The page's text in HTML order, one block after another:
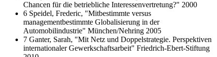
Chancen für die betriebliche Interessenvertretung?" 2000
6 Speidel, Frederic, "Mitbestimmte versus
managementbestimmte Globalisierung in der
Automobilindustrie" München/Nehring 2005
7 Ganter, Sarah, "Mit Netz und Doppelstrategie. Perspektiven
internationaler Gewerkschaftsarbeit" Friedrich‐Ebert‐Stiftung